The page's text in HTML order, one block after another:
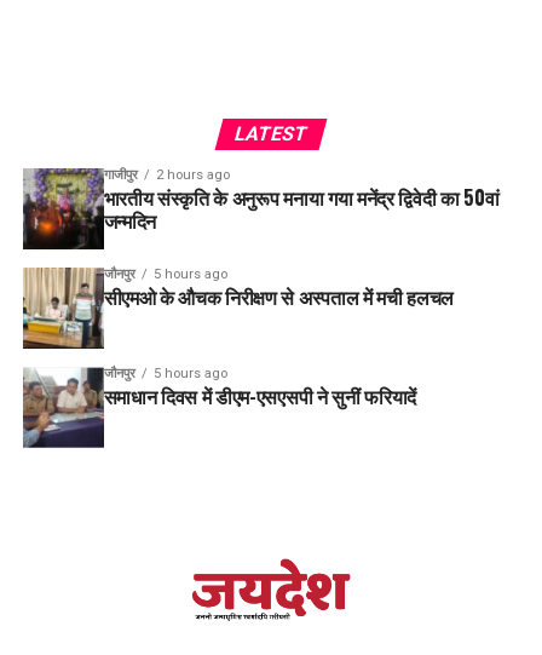
LATEST
गाजीपुर 2 hours ago
भारतीय संस्कृति के अनुरूप मनाया गया मनेंद्र द्विवेदी का 50वां
जन्मदिन
जौनपुर 5 hours ago
सीएमओ के औचक निरीक्षण से अस्पताल में मची हलचल
जौनपुर 5 hours ago
समाधान दिवस में डीएम-एसएसपी ने सुनीं फरियादें